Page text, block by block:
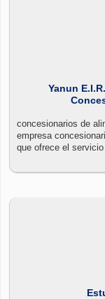
Yanun
concesionarios de
empresa
que ofrece el